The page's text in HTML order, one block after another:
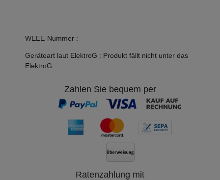
WEEE-Nummer :
Geräteart laut ElektroG : Produkt fällt nicht unter das
ElektroG.
Zahlen Sie bequem per
Ratenzahlung mit